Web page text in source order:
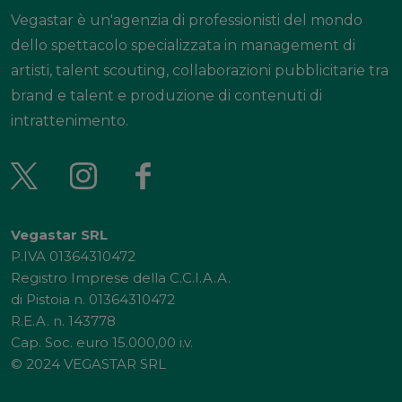
Vegastar è un'agenzia di professionisti del mondo
dello spettacolo specializzata in management di
artisti, talent scouting, collaborazioni pubblicitarie tra
brand e talent e produzione di contenuti di
intrattenimento.
Vegastar SRL
P.IVA 01364310472
Registro Imprese della C.C.I.A.A.
di Pistoia n. 01364310472
R.E.A. n. 143778
Cap. Soc. euro 15.000,00 i.v.
© 2024 VEGASTAR SRL